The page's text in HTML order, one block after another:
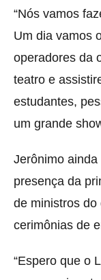
“Nós vamos
Um dia vamos
operadores da
teatro e
estudantes,
um grande
Jerônimo
presença da
de ministros
cerimônias de
“Espero que o